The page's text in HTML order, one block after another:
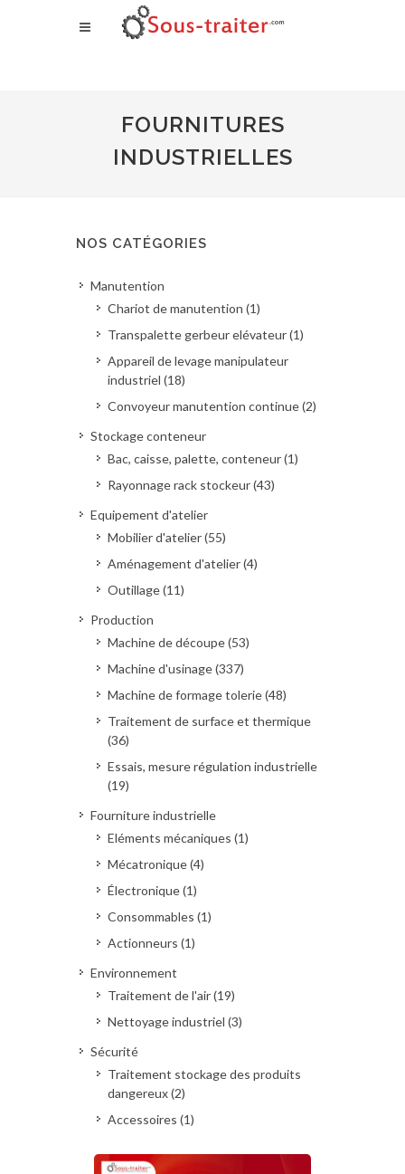
FOURNITURES
INDUSTRIELLES
NOS CATÉGORIES
Manutention
Chariot de manutention (1)
Transpalette gerbeur elévateur (1)
Appareil de levage manipulateur
industriel (18)
Convoyeur manutention continue (2)
Stockage conteneur
Bac, caisse, palette, conteneur (1)
Rayonnage rack stockeur (43)
Equipement d'atelier
Mobilier d'atelier (55)
Aménagement d'atelier (4)
Outillage (11)
Production
Machine de découpe (53)
Machine d'usinage (337)
Machine de formage tolerie (48)
Traitement de surface et thermique
(36)
Essais, mesure régulation industrielle
(19)
Fourniture industrielle
Eléments mécaniques (1)
Mécatronique (4)
Électronique (1)
Consommables (1)
Actionneurs (1)
Environnement
Traitement de l'air (19)
Nettoyage industriel (3)
Sécurité
Traitement stockage des produits
dangereux (2)
Accessoires (1)